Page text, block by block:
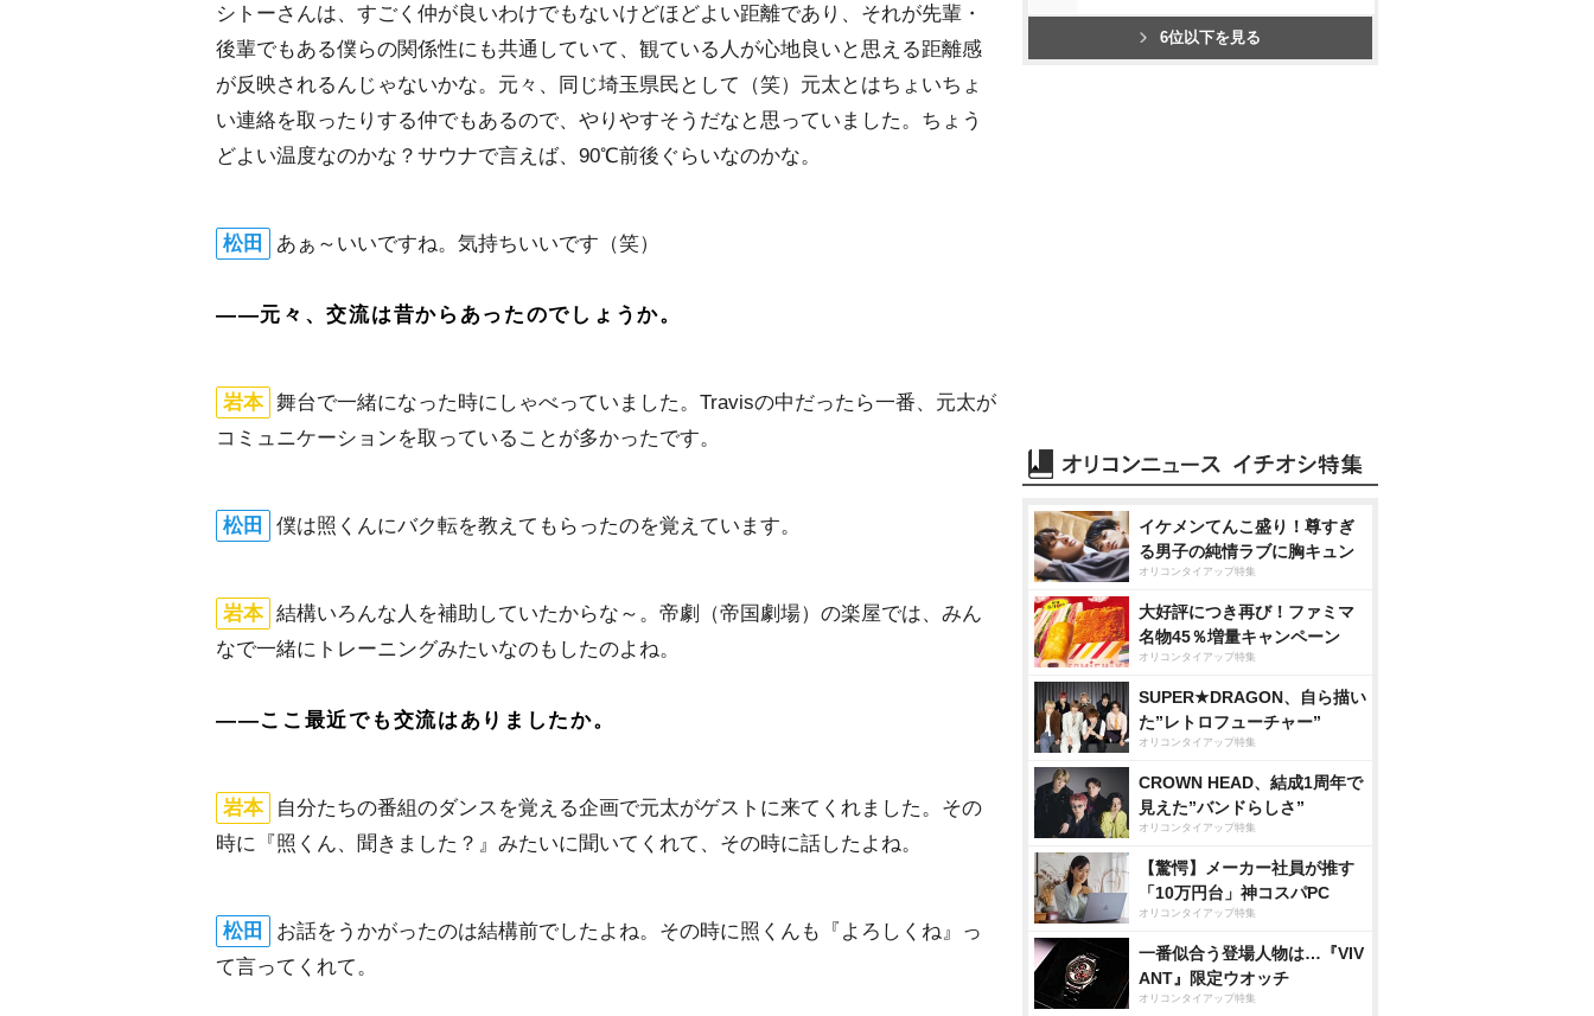
シトーさんは、すごく仲が良いわけでもないけどほどよい距離であり、それが先輩・
後輩でもある僕らの関係性にも共通していて、観ている人が心地良いと思える距離感
が反映されるんじゃないかな。元々、同じ埼玉県民として（笑）元太とはちょいちょ
い連絡を取ったりする仲でもあるので、やりやすそうだなと思っていました。ちょう
どよい温度なのかな？サウナで言えば、90℃前後ぐらいなのかな。
松田 あぁ～いいですね。気持ちいいです（笑）
――元々、交流は昔からあったのでしょうか。
本 舞台で一緒になった時にしゃべっていました。Travisの中だったら一番、元太が
コミュニケーションを取っていることが多かったです。
松田 僕は照くんにバク転を教えてもらったのを覚えています。
本 結構いろんな人を補助していたからな～。帝劇（帝国劇場）の楽屋では、みん
なで一緒にトレーニングみたいなのもしたのよね。
――ここ最近でも交流はありましたか。
本
自分たちの番組のダンスを覚える企画で元太がゲストに来てくれました。その
時に『照くん、聞きました？』みたいに聞いてくれて、その時に話したよね。
松田
お話をうかがったのは結構前でしたよね。その時に照くんも『よろしくね』っ
て言ってくれて。
6位以下を見る
イケメンてんこ盛り！尊すぎ
る男子の純情ラブに胸キュン
オリコンタイアップ特集
大好評につき再び！ファミマ
名物45％増量キャンペーン
オリコンタイアップ特集
SUPER★DRAGON、自ら描い
た”レトロフューチャー”
オリコンタイアップ特集
CROWN HEAD、結成1周年で
見えた”バンドらしさ”
オリコンタイアップ特集
【驚愕】メーカー社員が推す
「10万円台」神コスパPC
オリコンタイアップ特集
一番似合う登場人物は…『VIV
ANT』限定ウオッチ
オリコンタイアップ特集